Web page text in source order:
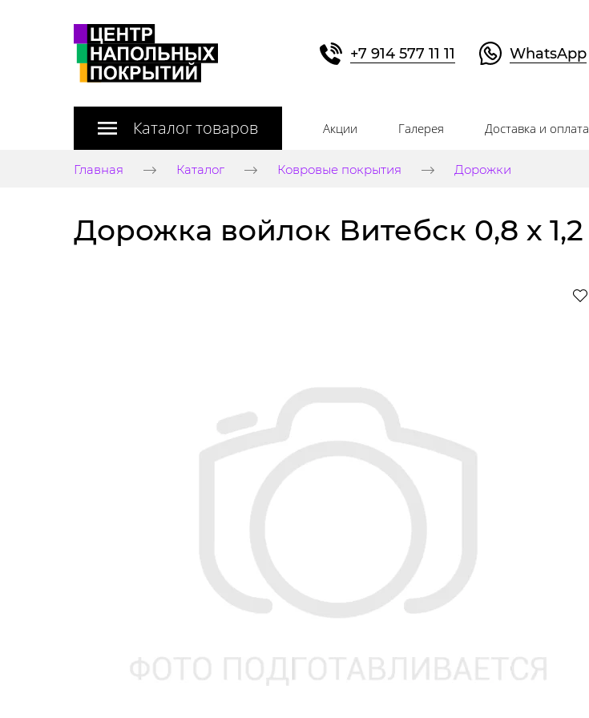
+7 914 577 11 11 WhatsApp
Каталог товаров Акции Галерея Доставка и оплата
Главная Каталог Ковровые покрытия Дорожки
Дорожка войлок Витебск 0,8 х 1,2